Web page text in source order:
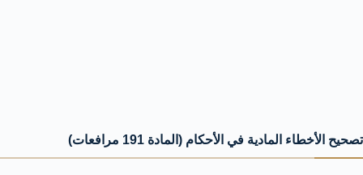
تصحيح الأخطاء المادية في الأحكام (المادة 191 مرافعات)